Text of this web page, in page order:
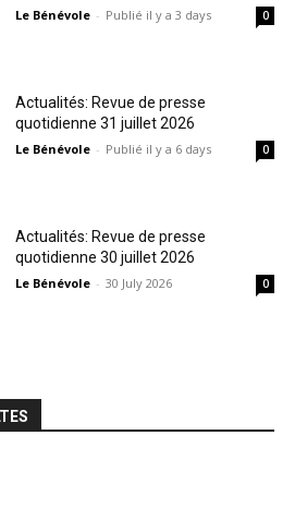
Le Bénévole - Publié il y a 3 days 0
Actualités: Revue de presse
quotidienne 31 juillet 2026
Le Bénévole - Publié il y a 6 days 0
Actualités: Revue de presse
quotidienne 30 juillet 2026
Le Bénévole - 30 July 2026 0